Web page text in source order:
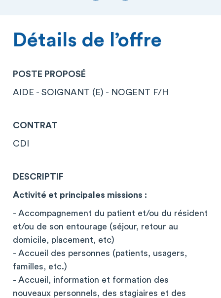
Détails de l’offre
POSTE PROPOSÉ
AIDE - SOIGNANT (E) - NOGENT F/H
CONTRAT
CDI
DESCRIPTIF
Activité et principales missions :
- Accompagnement du patient et/ou du résident
et/ou de son entourage (séjour, retour au
domicile, placement, etc)
- Accueil des personnes (patients, usagers,
familles, etc.)
- Accueil, information et formation des
nouveaux personnels, des stagiaires et des